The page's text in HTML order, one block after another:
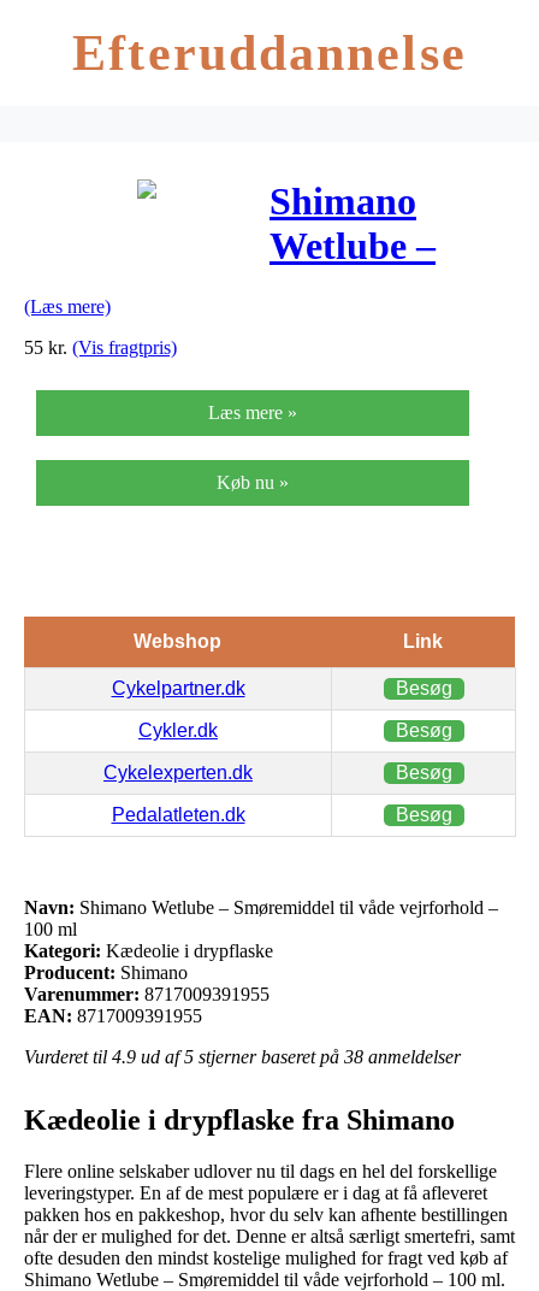
Efteruddannelse
Shimano
Wetlube –
vejrforhold –
100 ml
(Læs mere)
55 kr. (Vis fragtpris)
Læs mere »
Køb nu »
Webshop Link
Cykelpartner.dk Besøg
Cykler.dk Besøg
Cykelexperten.dk Besøg
Pedalatleten.dk Besøg
Navn: Shimano Wetlube – Smøremiddel til våde vejrforhold –
100 ml
Kategori: Kædeolie i drypflaske
Producent: Shimano
Varenummer: 8717009391955
EAN: 8717009391955
Vurderet til 4.9 ud af 5 stjerner baseret på 38 anmeldelser
Kædeolie i drypflaske fra Shimano
Flere online selskaber udlover nu til dags en hel del forskellige
leveringstyper. En af de mest populære er i dag at få afleveret
pakken hos en pakkeshop, hvor du selv kan afhente bestillingen
når der er mulighed for det. Denne er altså særligt smertefri, samt
ofte desuden den mindst kostelige mulighed for fragt ved køb af
Shimano Wetlube – Smøremiddel til våde vejrforhold – 100 ml.